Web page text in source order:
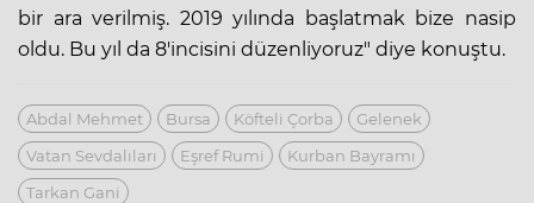
bir ara verilmiş. 2019 yılında başlatmak bize nasip
oldu. Bu yıl da 8'incisini düzenliyoruz" diye konuştu.
Abdal Mehmet Bursa Köfteli Çorba
Gelenek
Vatan Sevdalıları
Eşref Rumi
Kurban Bayramı
Tarkan Gani